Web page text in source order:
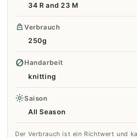
34 R and 23 M
Verbrauch
250g
Handarbeit
knitting
Saison
All Season
Der Verbrauch ist ein Richtwert und